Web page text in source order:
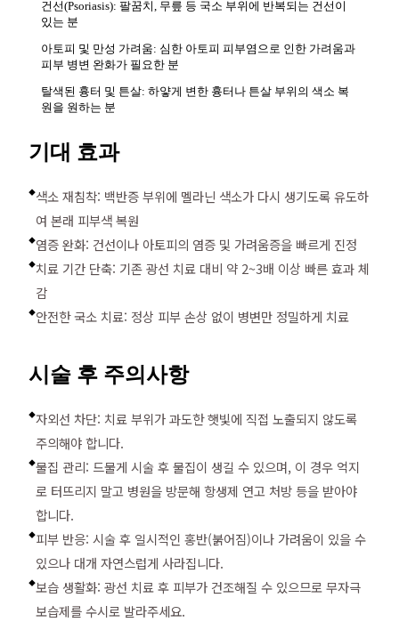
건선(Psoriasis): 팔꿈치, 무릎 등 국소 부위에 반복되는 건선이
있는 분
아토피 및 만성 가려움: 심한 아토피 피부염으로 인한 가려움과
피부 병변 완화가 필요한 분
탈색된 흉터 및 튼살: 하얗게 변한 흉터나 튼살 부위의 색소 복
원을 원하는 분
기대 효과
◆색소 재침착: 백반증 부위에 멜라닌 색소가 다시 생기도록 유도하
여 본래 피부색 복원
◆염증 완화: 건선이나 아토피의 염증 및 가려움증을 빠르게 진정
◆치료 기간 단축: 기존 광선 치료 대비 약 2~3배 이상 빠른 효과 체
감
◆안전한 국소 치료: 정상 피부 손상 없이 병변만 정밀하게 치료
시술 후 주의사항
◆자외선 차단: 치료 부위가 과도한 햇빛에 직접 노출되지 않도록
주의해야 합니다.
◆물집 관리: 드물게 시술 후 물집이 생길 수 있으며, 이 경우 억지
로 터뜨리지 말고 병원을 방문해 항생제 연고 처방 등을 받아야
합니다.
◆피부 반응: 시술 후 일시적인 홍반(붉어짐)이나 가려움이 있을 수
있으나 대개 자연스럽게 사라집니다.
◆보습 생활화: 광선 치료 후 피부가 건조해질 수 있으므로 무자극
보습제를 수시로 발라주세요.